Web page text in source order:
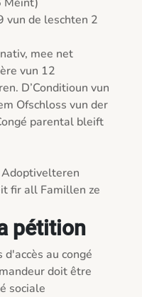
mee net
vun 12
D’Conditioun vun
Ofschloss vun der
parental bleift
fir all Famillen ze
pétition
au congé
doit être
sociale